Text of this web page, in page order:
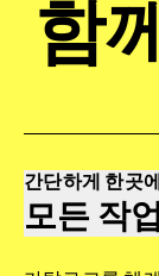
함
간단하게 한곳
모든 작